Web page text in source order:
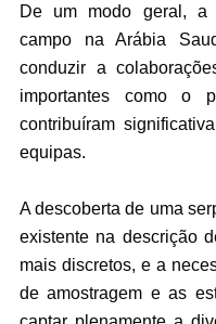
De um modo geral, a
campo na Arábia
conduzir a
importantes como o
contribuíram
equipas.
A descoberta de uma
existente na descrição
mais discretos, e a
de amostragem e as